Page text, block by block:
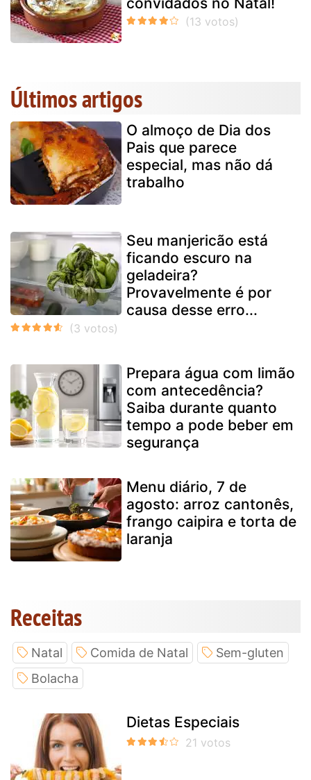
Últimos artigos
O almoço de Dia dos
Pais que parece
especial, mas não dá
trabalho
Seu manjericão está
ficando escuro na
geladeira?
Provavelmente é por
causa desse erro...
Prepara água com limão
com antecedência?
Saiba durante quanto
tempo a pode beber em
segurança
Menu diário, 7 de
agosto: arroz cantonês,
frango caipira e torta de
laranja
Receitas
Natal Comida de Natal
Sem-gluten
Bolacha
Dietas Especiais